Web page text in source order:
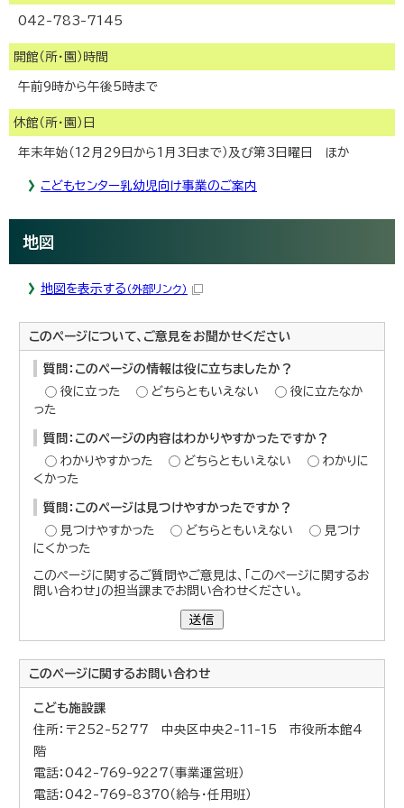
042-783-7145
開館（所・園）時間
午前9時から午後5時まで
休館（所・園）日
年末年始（12月29日から1月3日まで）及び第3日曜日 ほか
こどもセンター乳幼児向け事業のご案内
地図
地図を表示する （外部リンク）
このページについて、ご意見をお聞かせください
質問：このページの情報は役に立ちましたか？
役に立った
どちらともいえない
役に立たなか
った
質問：このページの内容はわかりやすかったですか？
わかりやすかった
どちらともいえない
わかりに
くかった
質問：このページは見つけやすかったですか？
見つけやすかった
どちらともいえない
見つけ
にくかった
このページに関するご質問やご意見は、「このページに関するお
問い合わせ」の担当課までお問い合わせください。
送信
このページに関するお問い合わせ
こども施設課
住所：〒252-5277 中央区中央2-11-15 市役所本館4
階
電話：042-769-9227（事業運営班）
電話：042-769-8370（給与・任用班）